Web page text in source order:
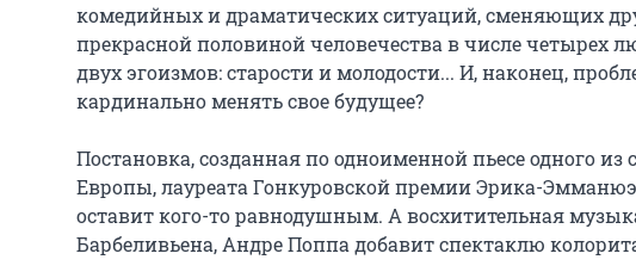
комедийных и драматических ситуаций, сменяющих
прекрасной половиной человечества в числе четырех
двух эгоизмов: старости и молодости... И, наконец,
кардинально менять свое будущее?
Постановка, созданная по одноименной пьесе одного
Европы, лауреата Гонкуровской премии Эрика-
оставит кого-то равнодушным. А восхитительная
Барбеливьена, Андре Поппа добавит спектаклю